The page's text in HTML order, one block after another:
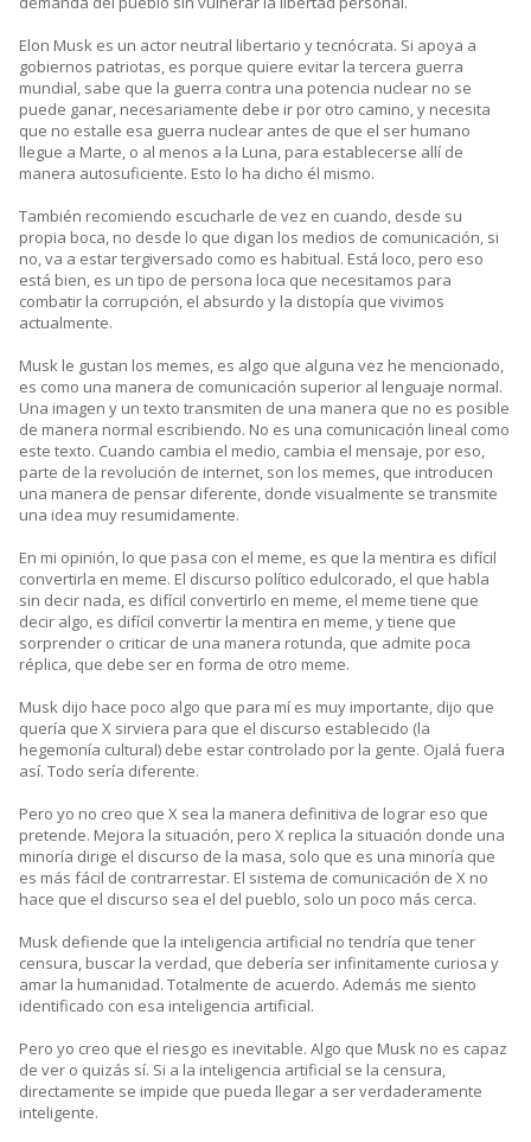
Elon Musk es un actor neutral libertario y tecnócrata. Si apoya a
gobiernos patriotas, es porque quiere evitar la tercera guerra
mundial, sabe que la guerra contra una potencia nuclear no se
puede ganar, necesariamente debe ir por otro camino, y necesita
que no estalle esa guerra nuclear antes de que el ser humano
llegue a Marte, o al menos a la Luna, para establecerse allí de
manera autosuficiente. Esto lo ha dicho él mismo.
También recomiendo escucharle de vez en cuando, desde su
propia boca, no desde lo que digan los medios de comunicación, si
no, va a estar tergiversado como es habitual. Está loco, pero eso
está bien, es un tipo de persona loca que necesitamos para
combatir la corrupción, el absurdo y la distopía que vivimos
actualmente.
Musk le gustan los memes, es algo que alguna vez he mencionado,
es como una manera de comunicación superior al lenguaje normal.
Una imagen y un texto transmiten de una manera que no es posible
de manera normal escribiendo. No es una comunicación lineal como
este texto. Cuando cambia el medio, cambia el mensaje, por eso,
parte de la revolución de internet, son los memes, que introducen
una manera de pensar diferente, donde visualmente se transmite
una idea muy resumidamente.
En mi opinión, lo que pasa con el meme, es que la mentira es difícil
convertirla en meme. El discurso político edulcorado, el que habla
sin decir nada, es difícil convertirlo en meme, el meme tiene que
decir algo, es difícil convertir la mentira en meme, y tiene que
sorprender o criticar de una manera rotunda, que admite poca
réplica, que debe ser en forma de otro meme.
Musk dijo hace poco algo que para mí es muy importante, dijo que
quería que X sirviera para que el discurso establecido (la
hegemonía cultural) debe estar controlado por la gente. Ojalá fuera
así. Todo sería diferente.
Pero yo no creo que X sea la manera definitiva de lograr eso que
pretende. Mejora la situación, pero X replica la situación donde una
minoría dirige el discurso de la masa, solo que es una minoría que
es más fácil de contrarrestar. El sistema de comunicación de X no
hace que el discurso sea el del pueblo, solo un poco más cerca.
Musk defiende que la inteligencia artificial no tendría que tener
censura, buscar la verdad, que debería ser infinitamente curiosa y
amar la humanidad. Totalmente de acuerdo. Además me siento
identificado con esa inteligencia artificial.
Pero yo creo que el riesgo es inevitable. Algo que Musk no es capaz
de ver o quizás sí. Si a la inteligencia artificial se la censura,
directamente se impide que pueda llegar a ser verdaderamente
inteligente.